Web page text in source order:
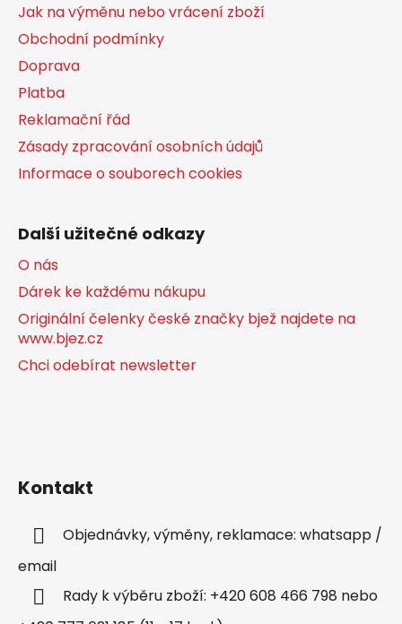
Jak na výměnu nebo vrácení zboží
Obchodní podmínky
Doprava
Platba
Reklamační řád
Zásady zpracování osobních údajů
Informace o souborech cookies
Další užitečné odkazy
O nás
Dárek ke každému nákupu
Originální čelenky české značky bjež najdete na
www.bjez.cz
Chci odebírat newsletter
Kontakt
Objednávky, výměny, reklamace: whatsapp /
email
Rady k výběru zboží: +420 608 466 798 nebo